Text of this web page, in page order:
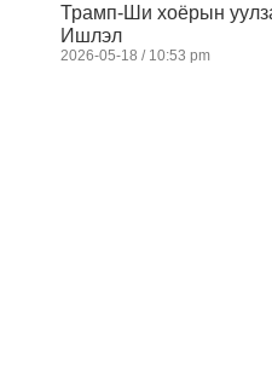
Трамп-Ши хоёрын
Ишлэл
2026-05-18 10:53 pm